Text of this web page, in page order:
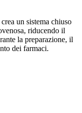
un sistema chiuso
riducendo il
la preparazione, il
dei farmaci.